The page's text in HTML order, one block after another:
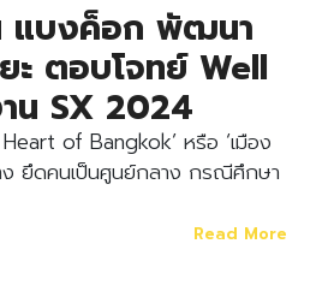
Search
แบงค็อก พัฒนา
ะ ตอบโจทย์ Well
น SX 2024
of Bangkok’ หรือ ‘เมือง
ง ยึดคนเป็นศูนย์กลาง กรณีศึกษา
Read More